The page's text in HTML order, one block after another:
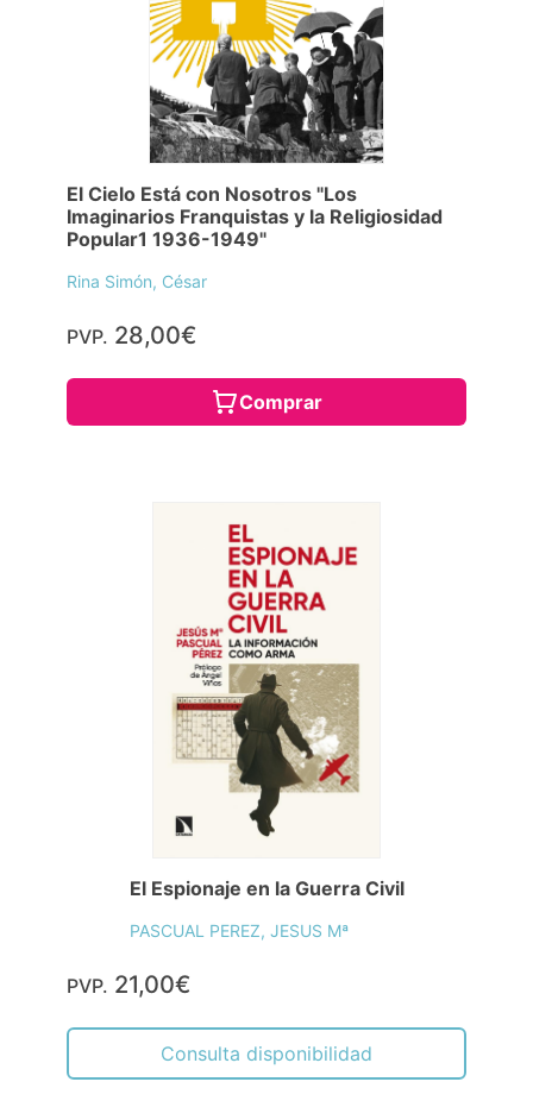
El Cielo Está con Nosotros "Los
Imaginarios Franquistas y la Religiosidad
Popular1 1936-1949"
Rina Simón, César
PVP. 28,00€
Comprar
El Espionaje en la Guerra Civil
PASCUAL PEREZ, JESUS Mª
PVP. 21,00€
Consulta disponibilidad